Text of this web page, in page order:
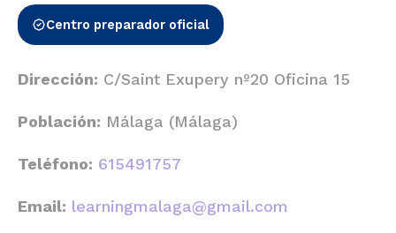
Centro preparador oficial
Dirección: C/Saint Exupery nº20 Oficina 15
Población: Málaga (Málaga)
Teléfono: 615491757
Email: learningmalaga@gmail.com